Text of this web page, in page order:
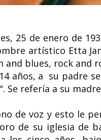
25 de enero de
artístico Etta
and blues, rock and
años, a su padre
Se refería a su
de voz y esto le
de su iglesia de
española
(Lérida, 16 de
21 de junio
Te
horas.
En este
SAVIA